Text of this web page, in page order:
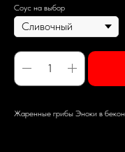
Соус на выбор
Жаренные грибы Эноки в